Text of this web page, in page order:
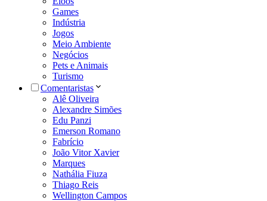
Games
Indústria
Jogos
Meio Ambiente
Negócios
Pets e Animais
Turismo
Comentaristas
Alê Oliveira
Alexandre Simões
Edu Panzi
Emerson Romano
Fabrício
João Vitor Xavier
Marques
Nathália Fiuza
Thiago Reis
Wellington Campos